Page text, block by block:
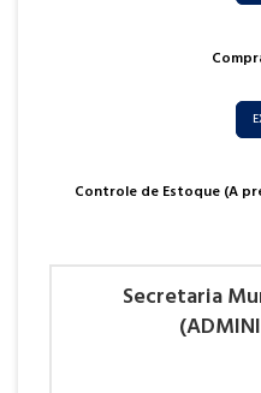
Controle de Estoque (A
Secretaria